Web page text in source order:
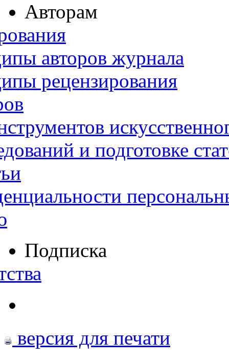
Авторам
авторов журнала
рецензирования
и подготовке
Подписка
версия для печати